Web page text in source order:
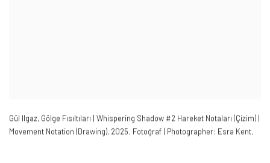
Gül Ilgaz, Gölge Fısıltıları | Whispering Shadow #2 Hareket Notaları (Çizim) |
Movement Notation (Drawing), 2025. Fotoğraf | Photographer: Esra Kent.